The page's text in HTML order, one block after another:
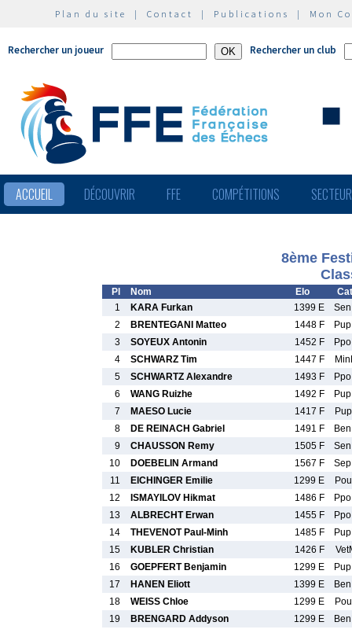
Plan du site | Contact | Publications | Mon
Rechercher un joueur Rechercher un club
ACCUEIL DÉCOUVRIR FFE COMPÉTITIONS
8ème
Pl Nom Elo
1
KARA Furkan 1399 E
2
BRENTEGANI Matteo 1448 F
3
SOYEUX Antonin 1452 F
4
SCHWARZ Tim 1447 F
5
SCHWARTZ Alexandre 1493 F
6
WANG Ruizhe 1492 F
7
MAESO Lucie 1417 F
8
DE REINACH Gabriel 1491 F
9
CHAUSSON Remy 1505 F
10
DOEBELIN Armand 1567 F
11
EICHINGER Emilie 1299 E
12
ISMAYILOV Hikmat 1486 F
13
ALBRECHT Erwan 1455 F
14
THEVENOT Paul-Minh 1485 F
15
KUBLER Christian 1426 F
16
GOEPFERT Benjamin 1299 E
17
HANEN Eliott 1399 E
18
WEISS Chloe 1299 E
19
BRENGARD Addyson 1299 E